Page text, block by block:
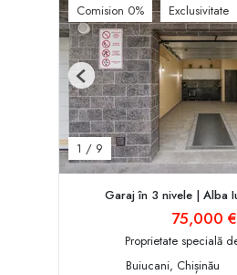
Comision 0% Exclusivitate
1 / 9
Previous
Garaj în 3 nivele | Alba
75,000 €
Proprietate specială
Buiucani, Chișinău